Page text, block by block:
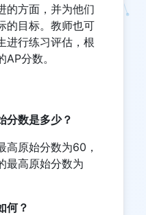
的方面，并为他们
的目标。教师也可
进行练习评估，根
分数。
分数是多少？
高原始分数为60，
最高原始分数为
何？